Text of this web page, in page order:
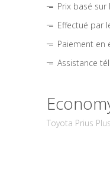
Prix basé
Effectué par
Paiement en
Assistance
Toyota Prius